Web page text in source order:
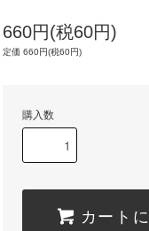
660円(税60円)
定価 660円(税60円)
購入数
カート